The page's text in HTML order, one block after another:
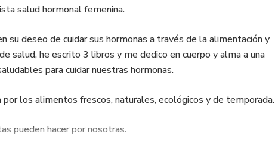
dejar la anticoncepción hormonal o simplemente busques
perfecto para guiarte en este viaje. Únete a nuestra
como tú, eligen abrazar su bienestar desde una perspectiva
a transformar tu relación con tu cuerpo, tus emociones y tus
salud hormonal femenina.
su deseo de cuidar sus hormonas a través de la alimentación y
salud, he escrito 3 libros y me dedico en cuerpo y alma a una
para cuidar nuestras hormonas.
los alimentos frescos, naturales, ecológicos y de temporada.
pueden hacer por nosotras.